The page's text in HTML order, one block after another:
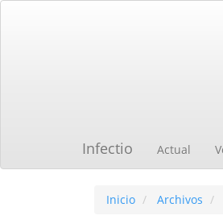
Infectio Actual
Inicio Archivos